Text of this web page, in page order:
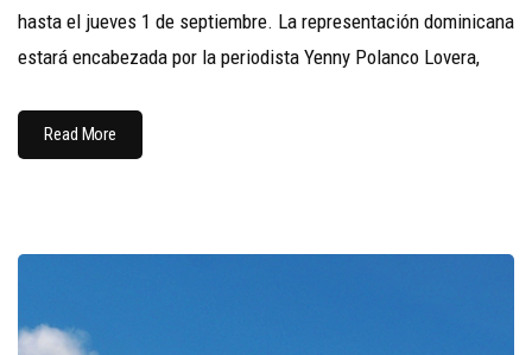
hasta el jueves 1 de septiembre. La representación dominicana
estará encabezada por la periodista Yenny Polanco Lovera,
Read More